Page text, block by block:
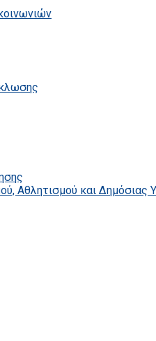
Αθλητισμού και Δημόσιας